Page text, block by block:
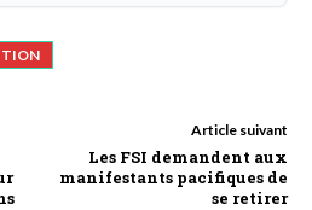
Article suivant
Les FSI demandent aux
manifestants pacifiques de
se retirer